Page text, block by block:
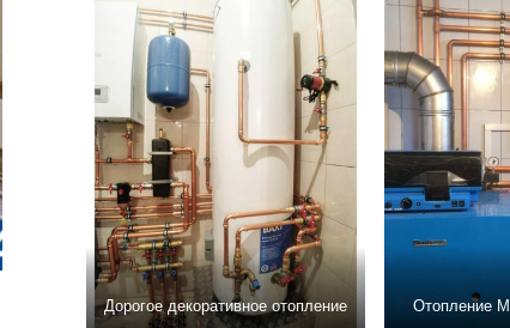
Дорогое декоративное отопление Отопление